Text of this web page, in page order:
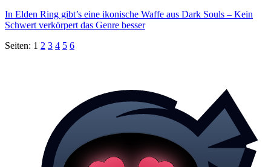
In Elden Ring gibt’s eine ikonische Waffe aus Dark Souls – Kein
Schwert verkörpert das Genre besser
Seiten: 1 2 3 4 5 6